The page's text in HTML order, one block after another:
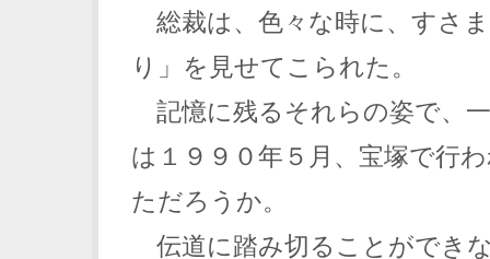
総裁は、色々な時に、すさ
り」を見せてこられた。
記憶に残るそれらの姿で、
は１９９０年５月、宝塚で行
ただろうか。
伝道に踏み切ることができ